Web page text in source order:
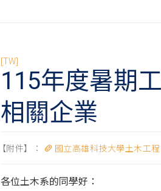
[TW]
115年度暑期
相關企業
【附件】： 國立高雄科技大學土木工
各位土木系的同學好：